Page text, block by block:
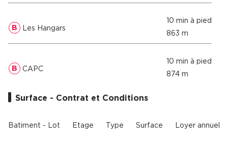
B Les Hangars
10 min à pied
863 m
B CAPC
10 min à pied
874 m
Surface - Contrat et Conditions
Batiment - Lot Etage Type Surface Loyer annuel